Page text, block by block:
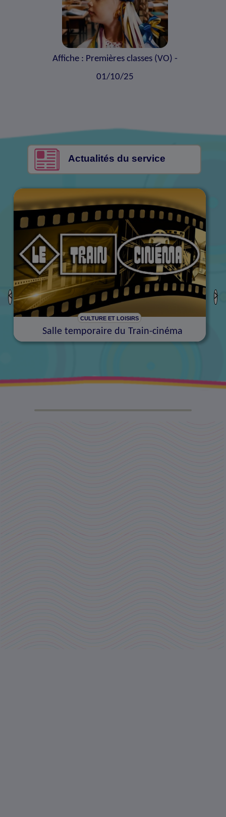
Affiche : Premières classes (VO) -
01/10/25
Actualités du service
CULTURE ET LOISIRS
Salle temporaire du Train-cinéma